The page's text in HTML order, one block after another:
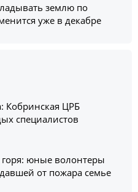
землю по
уже в декабре
Кобринская ЦРБ
специалистов
юные волонтеры
от пожара семье